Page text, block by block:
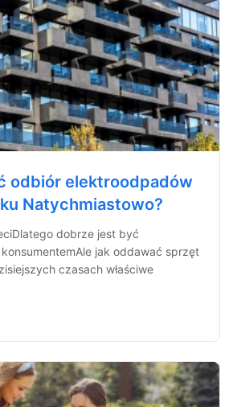
odbiór elektroodpadów
Natychmiastowo?
dobrze jest być
jak oddawać sprzęt
czasach właściwe